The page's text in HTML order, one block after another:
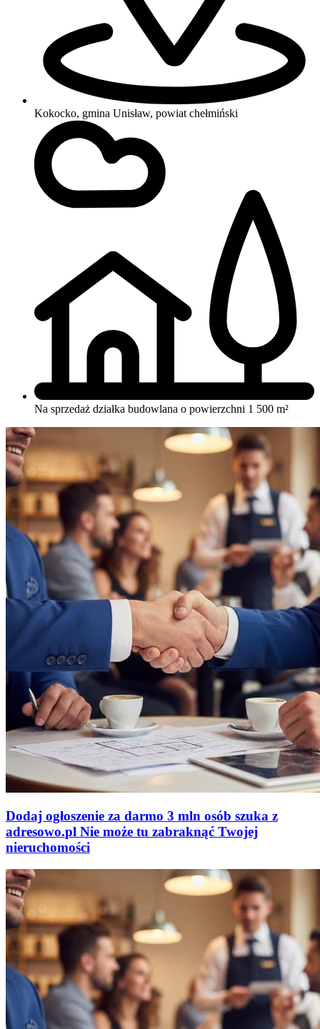
Kokocko, gmina Unisław, powiat chełmiński
Na sprzedaż działka budowlana o powierzchni 1 500 m²
Dodaj ogłoszenie za darmo 3 mln osób szuka z
adresowo.pl Nie może tu zabraknąć Twojej
nieruchomości